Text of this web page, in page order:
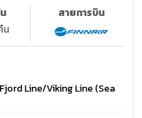
น
สายการบิน
Line/Viking Line (Sea